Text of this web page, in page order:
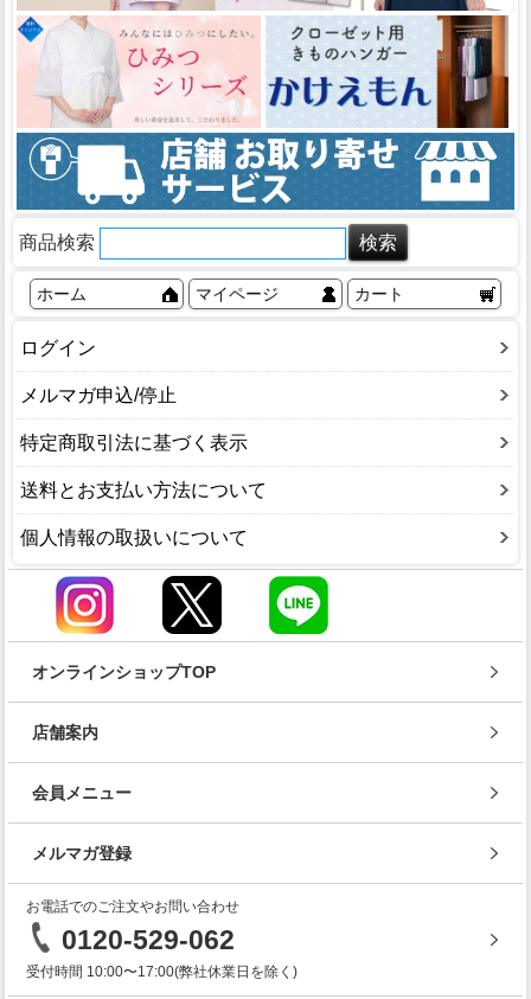
商品検索
ホーム マイページ カート
ログイン
メルマガ申込/停止
特定商取引法に基づく表示
送料とお支払い方法について
個人情報の取扱いについて
オンラインショップTOP
店舗案内
会員メニュー
メルマガ登録
お電話でのご注文やお問い合わせ
0120-529-062
受付時間 10:00〜17:00(弊社休業日を除く)